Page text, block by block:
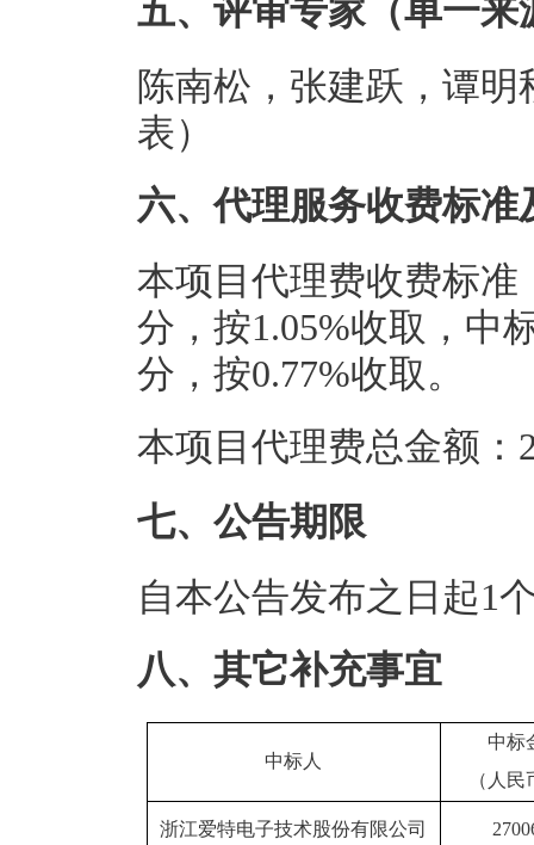
五、评审专家（单一
陈南松，张建跃，谭
表）
六、代理服务收费标准
本项目代理费收费标准
分，按1.05%收取，中
分，按0.77%收取。
本项目代理费总金额：
七、公告期限
自本公告发布之日起1
八、其它补充事宜
中标人
中标
（人
浙江爱特电子技术股份有限公司